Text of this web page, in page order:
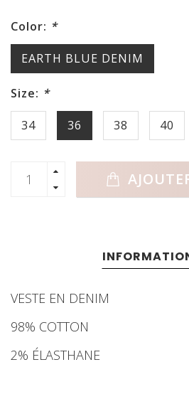
Color: *
EARTH BLUE DENIM
Size: *
34 36 38 40
VESTE EN DENIM
98% COTTON
2% ÉLASTHANE